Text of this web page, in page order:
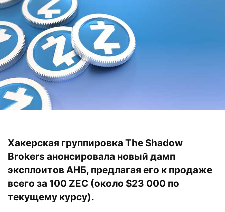
Хакерская группировка The Shadow
Brokers анонсировала новый дамп
эксплоитов АНБ, предлагая его к продаже
всего за 100 ZEC (около $23 000 по
текущему курсу).